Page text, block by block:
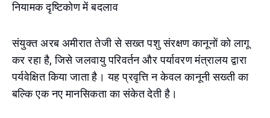
नियामक दृष्टिकोण में बदलाव
संयुक्त अरब अमीरात तेजी से सख्त पशु संरक्षण कानूनों को लागू
कर रहा है, जिसे जलवायु परिवर्तन और पर्यावरण मंत्रालय द्वारा
पर्यवेक्षित किया जाता है। यह प्रवृत्ति न केवल कानूनी सख्ती का
बल्कि एक नए मानसिकता का संकेत देती है।